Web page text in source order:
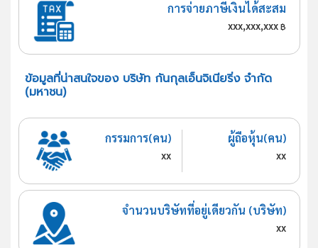
การจ่ายภาษีเงินได้สะสม
xxx,xxx,xxx฿
ข้อมูลที่น่าสนใจของ บริษัท กันกุลเอ็นจิเนียริ่ง จำกัด
(มหาชน)
กรรมการ(คน)
xx
ผู้ถือหุ้น(คน)
xx
จำนวนบริษัทที่อยู่เดียวกัน (บริษัท)
xx